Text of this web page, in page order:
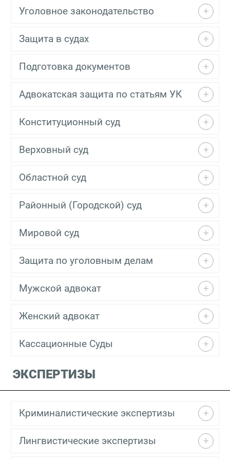
Уголовное законодательство
Защита в судах
Подготовка документов
Адвокатская защита по статьям УК
Конституционный суд
Верховный суд
Областной суд
Районный (Городской) суд
Мировой суд
Защита по уголовным делам
Мужской адвокат
Женский адвокат
Кассационные Суды
ЭКСПЕРТИЗЫ
Криминалистические экспертизы
Лингвистические экспертизы